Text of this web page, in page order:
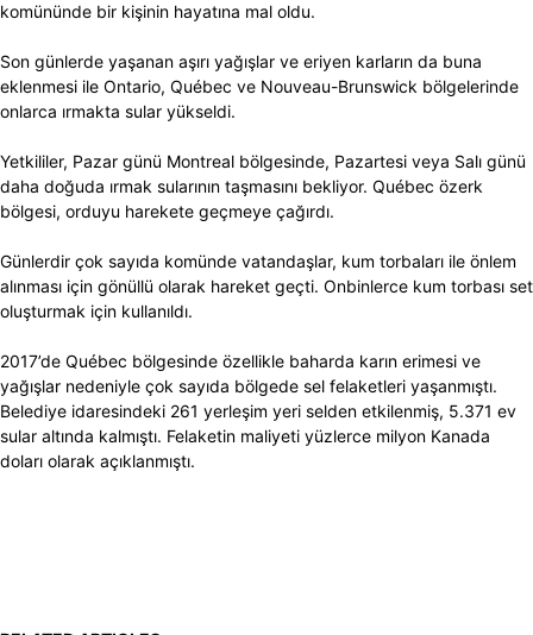
komününde bir kişinin hayatına mal oldu.
Son günlerde yaşanan aşırı yağışlar ve eriyen karların da buna
eklenmesi ile Ontario, Québec ve Nouveau-Brunswick bölgelerinde
onlarca ırmakta sular yükseldi.
Yetkililer, Pazar günü Montreal bölgesinde, Pazartesi veya Salı günü
daha doğuda ırmak sularının taşmasını bekliyor. Québec özerk
bölgesi, orduyu harekete geçmeye çağırdı.
Günlerdir çok sayıda komünde vatandaşlar, kum torbaları ile önlem
alınması için gönüllü olarak hareket geçti. Onbinlerce kum torbası set
oluşturmak için kullanıldı.
2017’de Québec bölgesinde özellikle baharda karın erimesi ve
yağışlar nedeniyle çok sayıda bölgede sel felaketleri yaşanmıştı.
Belediye idaresindeki 261 yerleşim yeri selden etkilenmiş, 5.371 ev
sular altında kalmıştı. Felaketin maliyeti yüzlerce milyon Kanada
doları olarak açıklanmıştı.